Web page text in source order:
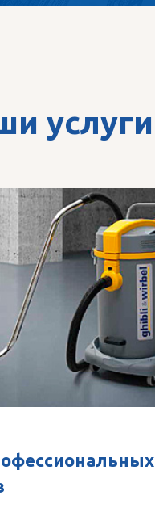
услуги